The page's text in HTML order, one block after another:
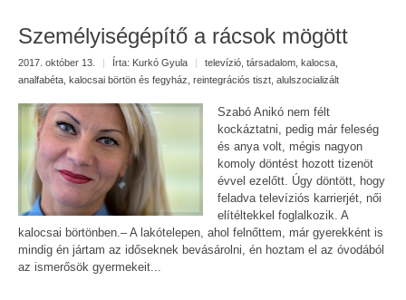
Személyiségépítő a rácsok mögött
2017. október 13. | Írta: Kurkó Gyula | televízió társadalom kalocsa
analfabéta kalocsai börtön és fegyház reintegrációs tiszt alulszocializált
Szabó Anikó nem félt
kockáztatni, pedig már feleség
és anya volt, mégis nagyon
komoly döntést hozott tizenöt
évvel ezelőtt. Úgy döntött, hogy
feladva televíziós karrierjét, női
elítéltekkel foglalkozik. A
kalocsai börtönben.– A lakótelepen, ahol felnőttem, már gyerekként is
mindig én jártam az időseknek bevásárolni, én hoztam el az óvodából
az ismerősök gyermekeit...